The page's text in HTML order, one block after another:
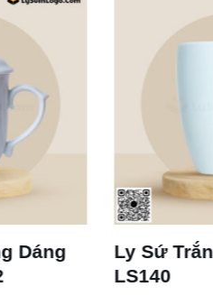
Bát Tràng
Bộ